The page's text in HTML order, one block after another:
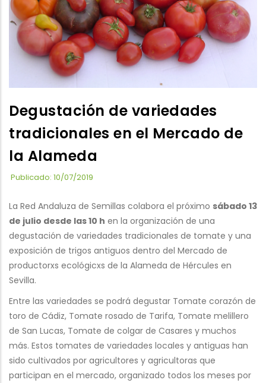
Degustación de variedades
tradicionales en el Mercado de
la Alameda
Publicado: 10/07/2019
La Red Andaluza de Semillas colabora el próximo sábado 13
de julio desde las 10 h en la organización de una
degustación de variedades tradicionales de tomate y una
exposición de trigos antiguos dentro del Mercado de
productorxs ecológicxs de la Alameda de Hércules en
Sevilla.
Entre las variedades se podrá degustar Tomate corazón de
toro de Cádiz, Tomate rosado de Tarifa, Tomate melillero
de San Lucas, Tomate de colgar de Casares y muchos
más. Estos tomates de variedades locales y antiguas han
sido cultivados por agricultores y agricultoras que
participan en el mercado, organizado todos los meses por